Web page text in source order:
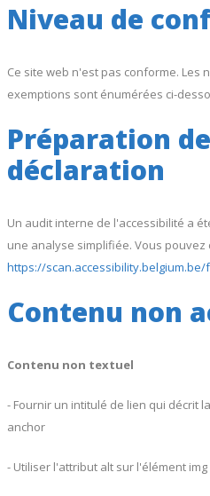
Niveau de
Ce site web n'est pas conforme. Les
exemptions sont énumérées ci-
Préparation
déclaration
Un audit interne de l'accessibilité a
une analyse simplifiée. Vous pouvez
https://
Contenu non
Contenu non textuel
- Fournir un intitulé de lien qui décrit
anchor
- Utiliser l'attribut alt sur l'élément img